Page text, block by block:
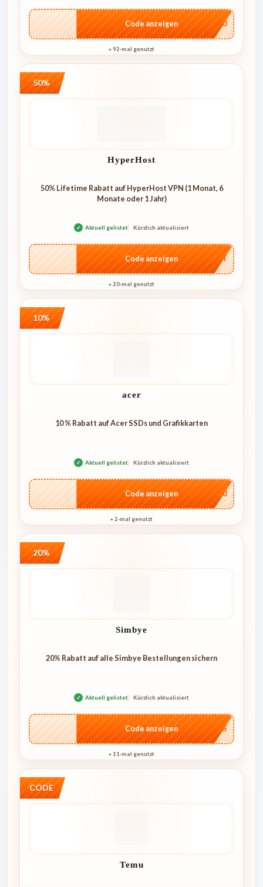
…ME20
Code anzeigen
● 92-mal genutzt
50%
HyperHost
50% Lifetime Rabatt auf HyperHost VPN (1 Monat, 6
Monate oder 1 Jahr)
✓ Aktuell gelistet Kürzlich aktualisiert
…PLST
Code anzeigen
● 20-mal genutzt
10%
acer
10 % Rabatt auf Acer SSDs und Grafikkarten
✓ Aktuell gelistet Kürzlich aktualisiert
…U10
Code anzeigen
● 2-mal genutzt
20%
Simbye
20% Rabatt auf alle Simbye Bestellungen sichern
✓ Aktuell gelistet Kürzlich aktualisiert
…DESS
Code anzeigen
● 11-mal genutzt
CODE
Temu